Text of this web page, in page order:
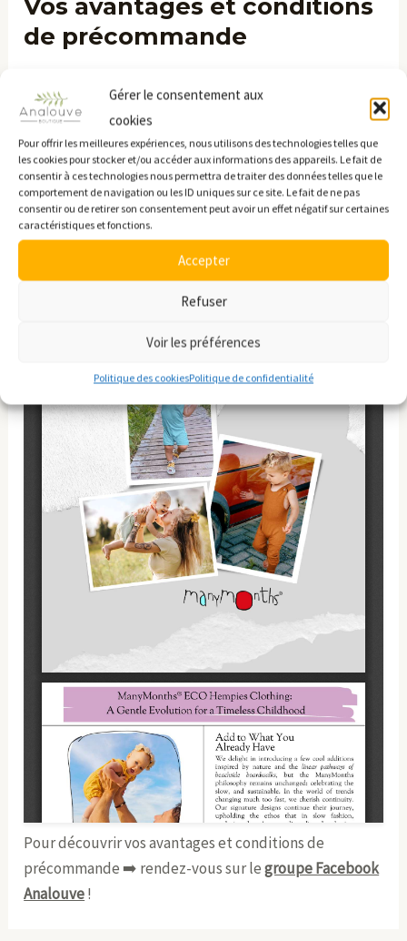
Gérer le consentement aux
cookies
Pour offrir les meilleures expériences, nous utilisons des technologies telles que
les cookies pour stocker et/ou accéder aux informations des appareils. Le fait de
consentir à ces technologies nous permettra de traiter des données telles que le
comportement de navigation ou les ID uniques sur ce site. Le fait de ne pas
consentir ou de retirer son consentement peut avoir un effet négatif sur certaines
caractéristiques et fonctions.
Accepter
Refuser
Voir les préférences
Politique des cookiesPolitique de confidentialité
Vos avantages et conditions
de précommande
Collection été ManyMonths
2024
Pour découvrir vos avantages et conditions de
précommande ➡️ rendez-vous sur legroupe Facebook
Analouve!